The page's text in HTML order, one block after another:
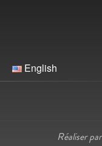
English
Réaliser par